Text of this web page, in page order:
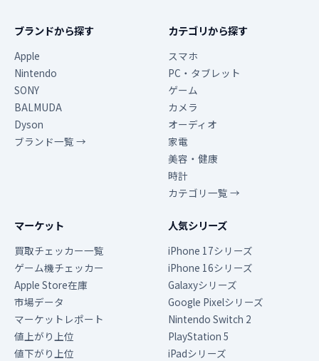
ブランドから探す
Apple
Nintendo
SONY
BALMUDA
Dyson
ブランド一覧 →
カテゴリから探す
スマホ
PC・タブレット
ゲーム
カメラ
オーディオ
家電
美容・健康
時計
カテゴリ一覧 →
マーケット
買取チェッカー一覧
ゲーム機チェッカー
Apple Store在庫
市場データ
マーケットレポート
値上がり上位
値下がり上位
人気シリーズ
iPhone 17シリーズ
iPhone 16シリーズ
Galaxyシリーズ
Google Pixelシリーズ
Nintendo Switch 2
PlayStation 5
iPadシリーズ